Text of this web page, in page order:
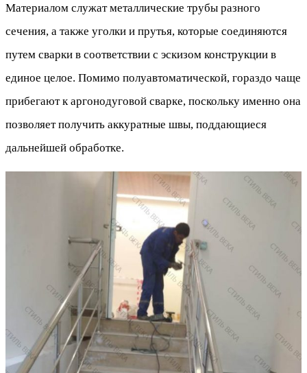
Материалом служат металлические трубы разного
сечения, а также уголки и прутья, которые соединяются
путем сварки в соответствии с эскизом конструкции в
единое целое. Помимо полуавтоматической, гораздо чаще
прибегают к аргонодуговой сварке, поскольку именно она
позволяет получить аккуратные швы, поддающиеся
дальнейшей обработке.